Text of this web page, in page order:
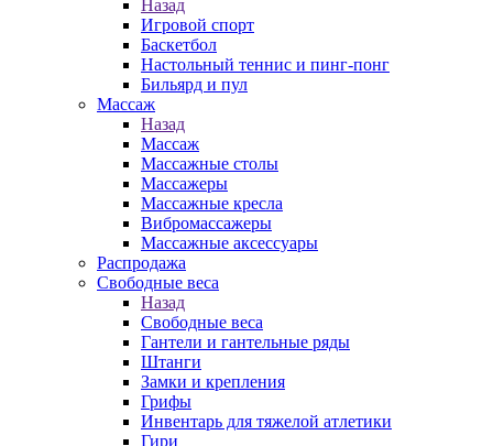
Назад
Игровой спорт
Баскетбол
Настольный теннис и пинг-понг
Бильярд и пул
Массаж
Назад
Массаж
Массажные столы
Массажеры
Массажные кресла
Вибромассажеры
Массажные аксессуары
Распродажа
Свободные веса
Назад
Свободные веса
Гантели и гантельные ряды
Штанги
Замки и крепления
Грифы
Инвентарь для тяжелой атлетики
Гири